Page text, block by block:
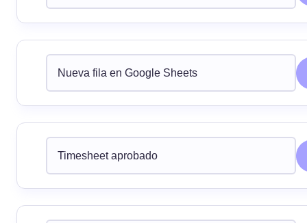
Nueva fila en Google Sheets
Timesheet aprobado